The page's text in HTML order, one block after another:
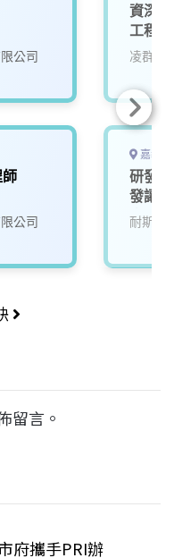
公司
公司
資深
工程
凌群電
嘉義
研發
發讓
來)1
耐斯企
留言。
府攜手PRI辦